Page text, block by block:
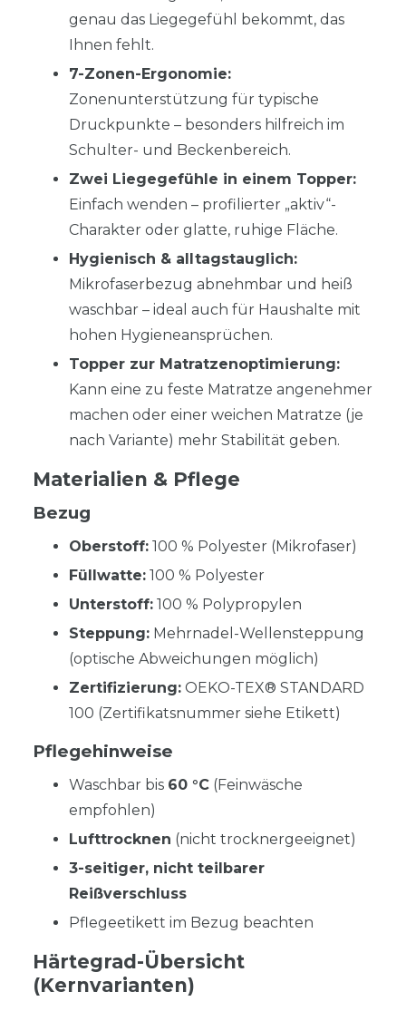
genau das Liegegefühl bekommt, das
Ihnen fehlt.
7-Zonen-Ergonomie:
Zonenunterstützung für typische
Druckpunkte – besonders hilfreich im
Schulter- und Beckenbereich.
Zwei Liegegefühle in einem Topper:
Einfach wenden – profilierter „aktiv“-
Charakter oder glatte, ruhige Fläche.
Hygienisch & alltagstauglich:
Mikrofaserbezug abnehmbar und heiß
waschbar – ideal auch für Haushalte mit
hohen Hygieneansprüchen.
Topper zur Matratzenoptimierung:
Kann eine zu feste Matratze angenehmer
machen oder einer weichen Matratze (je
nach Variante) mehr Stabilität geben.
Materialien & Pflege
Bezug
Oberstoff: 100 % Polyester (Mikrofaser)
Füllwatte: 100 % Polyester
Unterstoff: 100 % Polypropylen
Steppung: Mehrnadel-Wellensteppung
(optische Abweichungen möglich)
Zertifizierung: OEKO-TEX® STANDARD
100 (Zertifikatsnummer siehe Etikett)
Pflegehinweise
Waschbar bis 60 °C (Feinwäsche
empfohlen)
Lufttrocknen (nicht trocknergeeignet)
3-seitiger, nicht teilbarer
Reißverschluss
Pflegeetikett im Bezug beachten
Härtegrad-Übersicht
(Kernvarianten)